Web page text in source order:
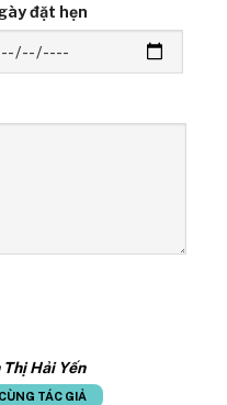
đặt hẹn
Hải Yến
TÁC GIẢ